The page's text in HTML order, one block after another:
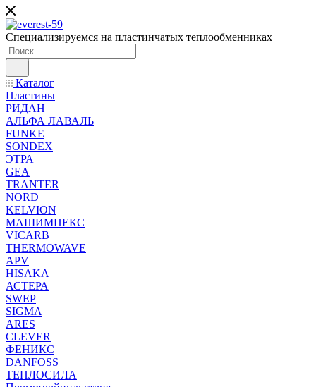
Специализируемся на пластинчатых теплообменниках
Каталог
Пластины
РИДАН
АЛЬФА ЛАВАЛЬ
FUNKE
SONDEX
ЭТРА
GEA
TRANTER
NORD
KELVION
МАШИМПЕКС
VICARB
THERMOWAVE
APV
HISAKA
АСТЕРА
SWEP
SIGMA
ARES
CLEVER
ФЕНИКС
DANFOSS
ТЕПЛОСИЛА